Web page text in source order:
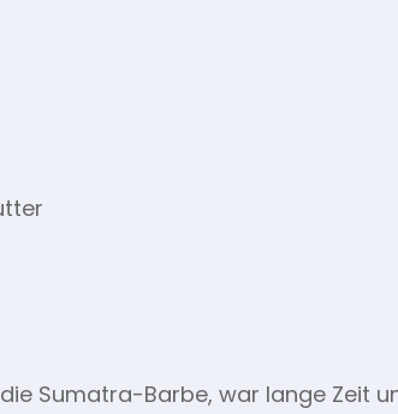
die Sumatra-Barbe, war lange